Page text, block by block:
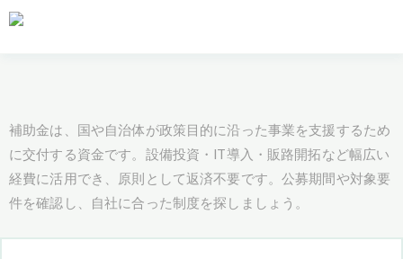
補助金は、国や自治体が政策目的に沿った事業を支援するため
に交付する資金です。設備投資・IT導入・販路開拓など幅広い
経費に活用でき、原則として返済不要です。公募期間や対象要
件を確認し、自社に合った制度を探しましょう。